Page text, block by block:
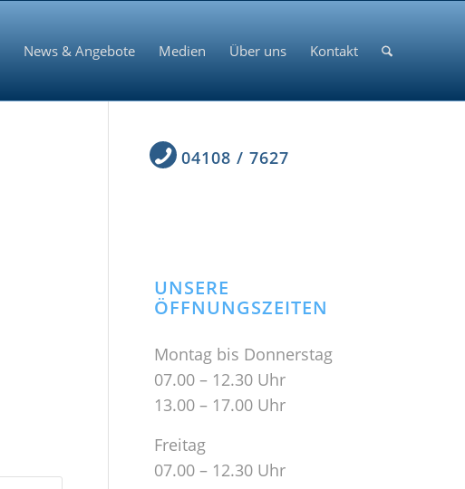
News & Angebote Medien Über uns Kontakt
04108 / 7627
UNSERE
ÖFFNUNGSZEITEN
Montag bis Donnerstag
07.00 – 12.30 Uhr
13.00 – 17.00 Uhr
Freitag
07.00 – 12.30 Uhr